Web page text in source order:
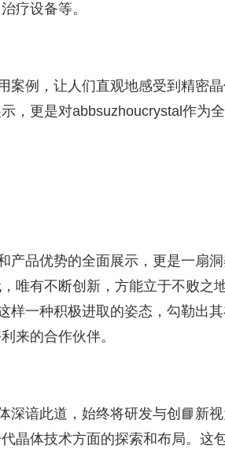
疗设备等。
案例，让人们直观地感受到精密
，更是对abbsuzhoucrystal作为
产品优势的全面展示，更是一扇
唯有不断创新，方能立于不败之地
样一种积极进取的姿态，勾勒出
来的合作伙伴。
深谙此道，始终将研发与创📘新
晶体技术方面的探索和布局。这